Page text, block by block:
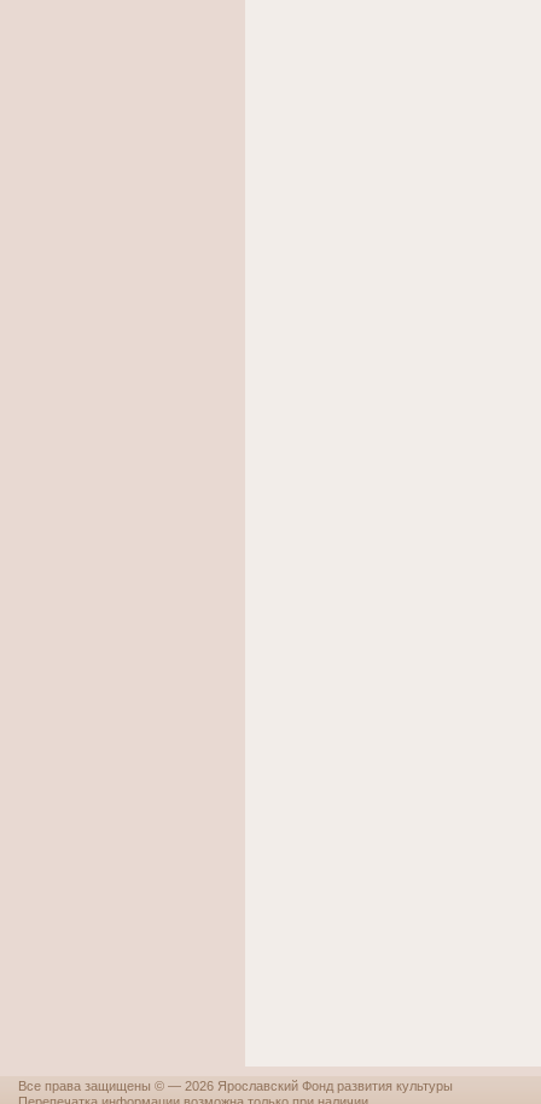
Все права защищены © — 2026 Ярославский Фонд развития культуры